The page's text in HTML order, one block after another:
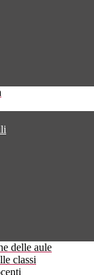
delle aule
classi